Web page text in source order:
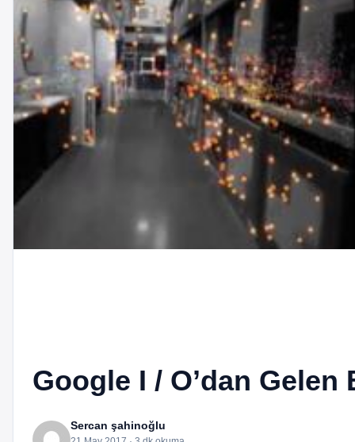
Google I / O’dan
Sercan şahinoğlu